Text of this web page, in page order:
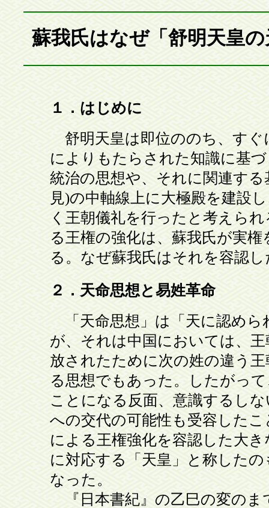
蘇我氏はなぜ「舒明天皇
１．はじめに
舒明天皇は即位ののち、すぐ
によりもたらされた知識に基
統治の思想や、それに関連す
見)の中軸線上に大極殿を建設
く王朝儀礼を行ったと考えら
る王権の強化は、蘇我氏が実
る。なぜ蘇我氏はそれを容認
２．天命思想と易姓革命
「天命思想」は「天に認めら
が、それは中国においては、
放されたために次の姓の違う
る思想でもあった。したがっ
ことになる反面、意識するし
への交代の可能性も受容した
による王権強化を容認した大
に対応する「天皇」と称した
なった。
『日本書紀』の乙巳の変のま